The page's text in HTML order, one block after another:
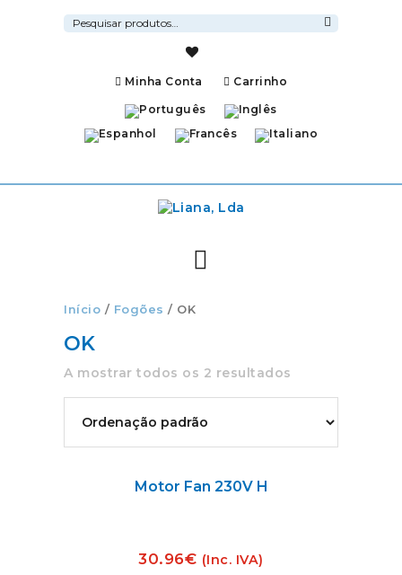
Pesquisar
por:
Minha Conta Carrinho
Início / Fogões / OK
OK
A mostrar todos os 2 resultados
Motor Fan 230V H
30.96€ (Inc. IVA)